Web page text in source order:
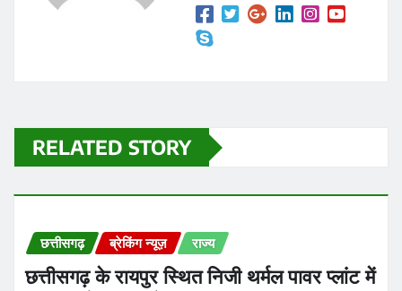
RELATED STORY
छत्तीसगढ़ ब्रेकिंग न्यूज़ राज्य
छत्तीसगढ़ के रायपुर स्थित निजी थर्मल पावर प्लांट में